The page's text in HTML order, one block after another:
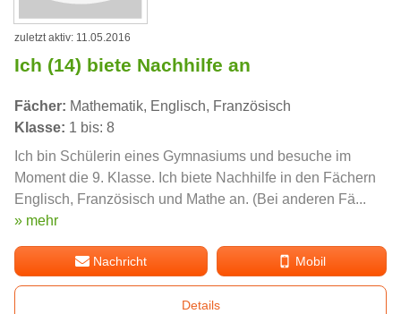
zuletzt aktiv: 11.05.2016
Ich (14) biete Nachhilfe an
Fächer: Mathematik, Englisch, Französisch
Klasse: 1 bis: 8
Ich bin Schülerin eines Gymnasiums und besuche im
Moment die 9. Klasse. Ich biete Nachhilfe in den Fächern
Englisch, Französisch und Mathe an. (Bei anderen Fä...
» mehr
Nachricht Mobil
Details